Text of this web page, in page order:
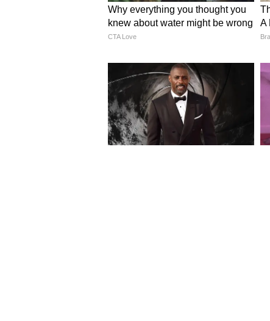
রিজিওনাল রিং রোড এবং
উত্তরপ্রদেশের মুখ্যমন্ত্রী যোগী
পদে ১২ বছর পূর্ণ করার জন্য
নয়াদিল্লিতে ভারতের ইতিহাসে
জি-র সঙ্গে সৌজন্য সাক্ষাৎ
আপনার দেখানো পথ নতুন শক্তি
এ ছাড়া, তামিলনাড়ুর মুখ্যমন্ত্রী